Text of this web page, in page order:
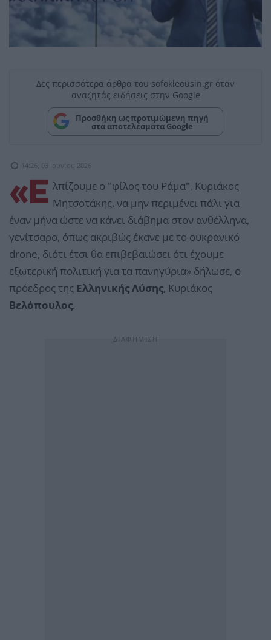
Δες περισσότερα άρθρα του sofokleousin.gr όταν
αναζητάς ειδήσεις στην Google
Προσθήκη ως προτιμώμενη πηγή
στα αποτελέσματα Google
14:26, 03 Ιουνίου 2026
«Ε λπίζουμε ο "φίλος του Ράμα", Κυριάκος
Μητσοτάκης, να μην περιμένει πάλι για
έναν μήνα ώστε να κάνει διάβημα στον ανθέλληνα,
γενίτσαρο, όπως ακριβώς έκανε με το ουκρανικό
drone, διότι έτσι θα επιβεβαιώσει ότι έχουμε
εξωτερική πολιτική για τα πανηγύρια» δήλωσε, ο
πρόεδρος της Ελληνικής Λύσης, Κυριάκος
Βελόπουλος.